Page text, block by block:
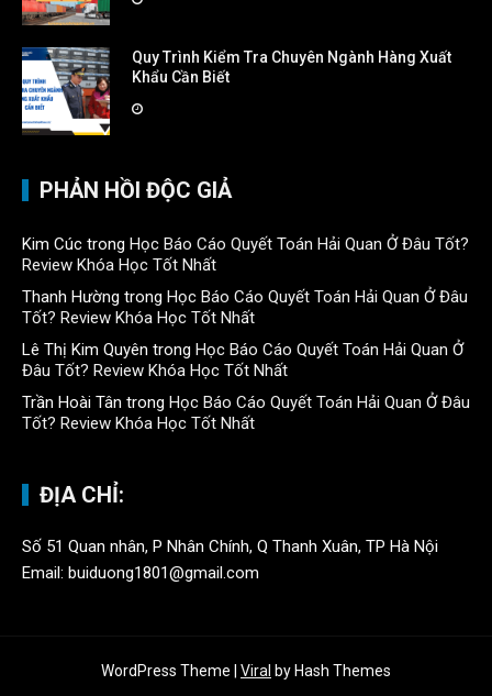
Quy Trình Kiểm Tra Chuyên Ngành Hàng Xuất
Khẩu Cần Biết
PHẢN HỒI ĐỘC GIẢ
Kim Cúc trong Học Báo Cáo Quyết Toán Hải Quan Ở Đâu Tốt?
Review Khóa Học Tốt Nhất
Thanh Hường trong Học Báo Cáo Quyết Toán Hải Quan Ở Đâu
Tốt? Review Khóa Học Tốt Nhất
Lê Thị Kim Quyên trong Học Báo Cáo Quyết Toán Hải Quan Ở
Đâu Tốt? Review Khóa Học Tốt Nhất
Trần Hoài Tân trong Học Báo Cáo Quyết Toán Hải Quan Ở Đâu
Tốt? Review Khóa Học Tốt Nhất
ĐỊA CHỈ:
Số 51 Quan nhân, P Nhân Chính, Q Thanh Xuân, TP Hà Nội
Email: buiduong1801@gmail.com
WordPress Theme Viral by Hash Themes